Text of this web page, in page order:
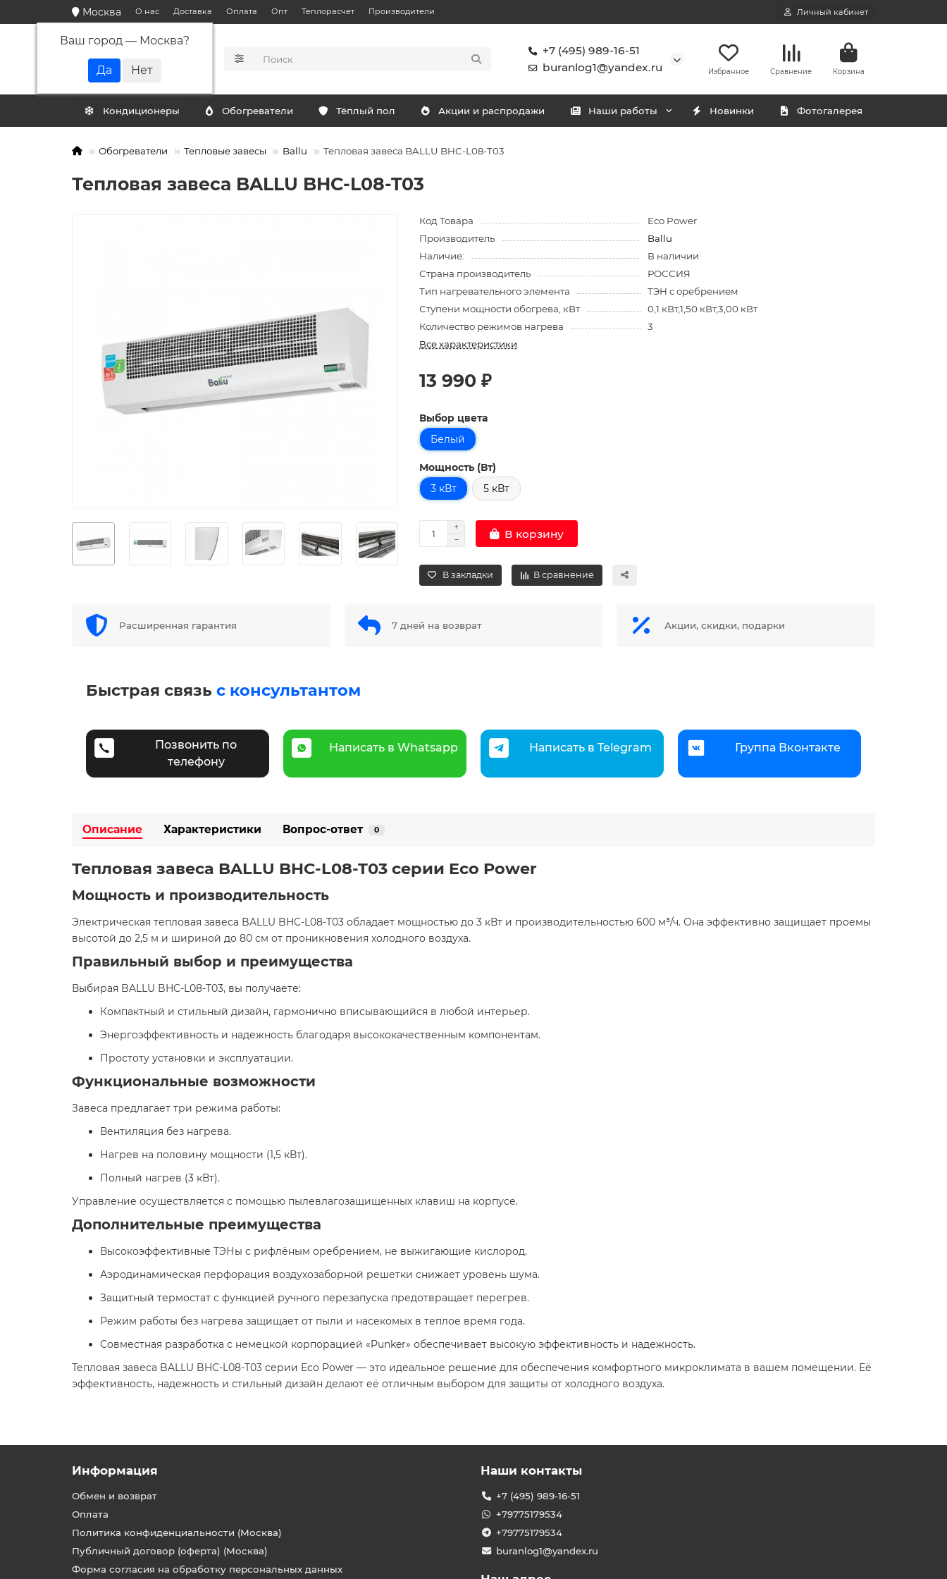
Москва
Ваш город — Москва?
О нас Доставка Оплата Опт Теплорасчет Производители Личный кабинет
+7 (495) 989-16-51
buranlog1@yandex.ru
Избранное Сравнение Корзина
Кондиционеры Обогреватели Тёплый пол Акции и распродажи Наши работы Новинки Фотогалерея
Обогреватели Тепловые завесы Ballu Тепловая завеса BALLU BHC-L08-T03
Тепловая завеса BALLU BHC-L08-T03
Код Товара
Eco Power
Производитель
Ballu
Наличие:
В наличии
Страна производитель
РОССИЯ
Тип нагревательного элемента
ТЭН с оребрением
Ступени мощности обогрева, кВт
0,1 кВт,1,50 кВт,3,00 кВт
Количество режимов нагрева
3
Все характеристики
13 990 ₽
Выбор цвета
Белый
Мощность (Вт)
3 кВт
5 кВт
В корзину
В закладки В сравнение
Расширенная гарантия 7 дней на возврат Акции, скидки, подарки
Быстрая связь с консультантом
Позвонить по
телефону
Написать в Whatsapp Написать в Telegram Группа Вконтакте
Описание Характеристики Вопрос-ответ 0
Тепловая завеса BALLU BHC-L08-T03 серии Eco Power
Мощность и производительность
Электрическая тепловая завеса BALLU BHC-L08-T03 обладает мощностью до 3 кВт и производительностью 600 м³/ч. Она эффективно защищает проемы
высотой до 2,5 м и шириной до 80 см от проникновения холодного воздуха.
Правильный выбор и преимущества
Выбирая BALLU BHC-L08-T03, вы получаете:​
Компактный и стильный дизайн, гармонично вписывающийся в любой интерьер.
Энергоэффективность и надежность благодаря высококачественным компонентам.
Простоту установки и эксплуатации.​
Функциональные возможности
Завеса предлагает три режима работы:​
Вентиляция без нагрева.
Нагрев на половину мощности (1,5 кВт).
Полный нагрев (3 кВт).​
Управление осуществляется с помощью пылевлагозащищенных клавиш на корпусе.​
Дополнительные преимущества
Высокоэффективные ТЭНы с рифлёным оребрением, не выжигающие кислород.
Аэродинамическая перфорация воздухозаборной решетки снижает уровень шума.
Защитный термостат с функцией ручного перезапуска предотвращает перегрев.
Режим работы без нагрева защищает от пыли и насекомых в теплое время года.
Совместная разработка с немецкой корпорацией «Punker» обеспечивает высокую эффективность и надежность.​
Тепловая завеса BALLU BHC-L08-T03 серии Eco Power — это идеальное решение для обеспечения комфортного микроклимата в вашем помещении. Её
эффективность, надежность и стильный дизайн делают её отличным выбором для защиты от холодного воздуха.​
Информация
Обмен и возврат
Оплата
Политика конфиденциальности (Москва)
Публичный договор (оферта) (Москва)
Форма согласия на обработку персональных данных
Наши контакты
+7 (495) 989-16-51
+79775179534
+79775179534
buranlog1@yandex.ru